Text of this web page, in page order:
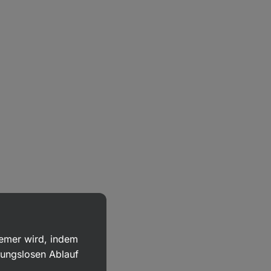
wird, indem
Ablauf